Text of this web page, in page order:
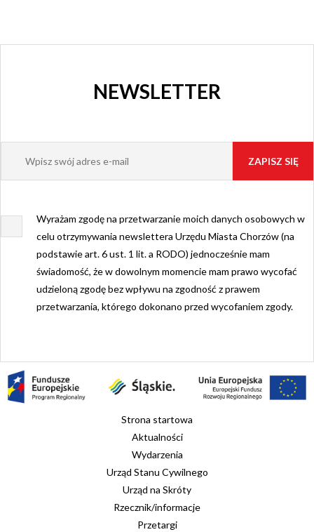
NEWSLETTER
Wyrażam zgodę na przetwarzanie moich danych osobowych w
celu otrzymywania newslettera Urzędu Miasta Chorzów (na
podstawie art. 6 ust. 1 lit. a RODO) jednocześnie mam
świadomość, że w dowolnym momencie mam prawo wycofać
udzieloną zgodę bez wpływu na zgodność z prawem
przetwarzania, którego dokonano przed wycofaniem zgody.
Strona startowa
Aktualności
Wydarzenia
Urząd Stanu Cywilnego
Urząd na Skróty
Rzecznik/informacje
Przetargi